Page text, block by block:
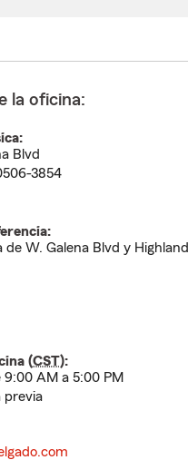
la oficina:
Blvd
3854
de W. Galena Blvd y
(CST):
9:00 AM a 5:00 PM
previa